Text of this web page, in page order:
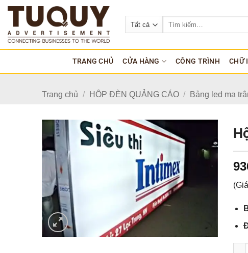
Bỏ
nội
dung
TRANG CHỦ CỬA HÀNG CÔNG TRÌNH CHỮ
Trang chủ / HỘP ĐÈN QUẢNG CÁO / Bảng led ma